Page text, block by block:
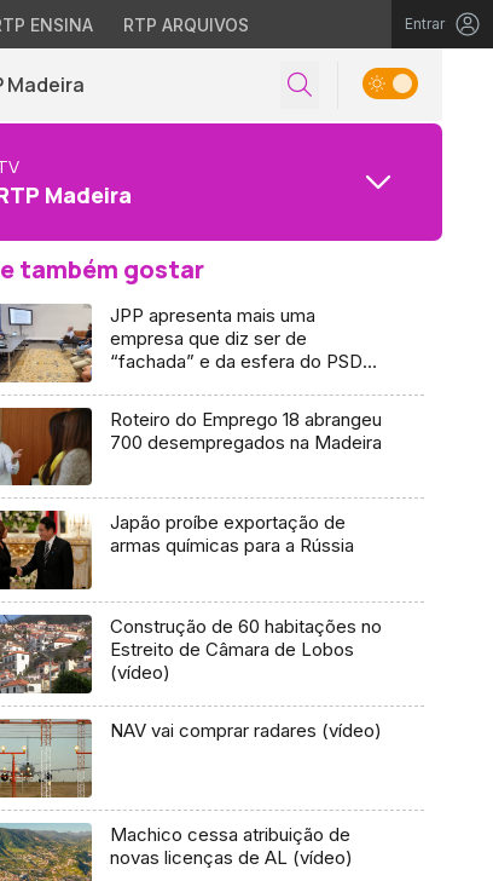
ENSINA RTP ARQUIVOS Entrar
Madeira
Madeira
também gostar
JPP apresenta mais uma
empresa que diz ser de
“fachada” e da esfera do PSD
Roteiro do Emprego 18 abrangeu
700 desempregados na Madeira
Japão proíbe exportação de
armas químicas para a Rússia
Construção de 60 habitações no
Estreito de Câmara de Lobos
(vídeo)
NAV vai comprar radares (vídeo)
Machico cessa atribuição de
novas licenças de AL (vídeo)